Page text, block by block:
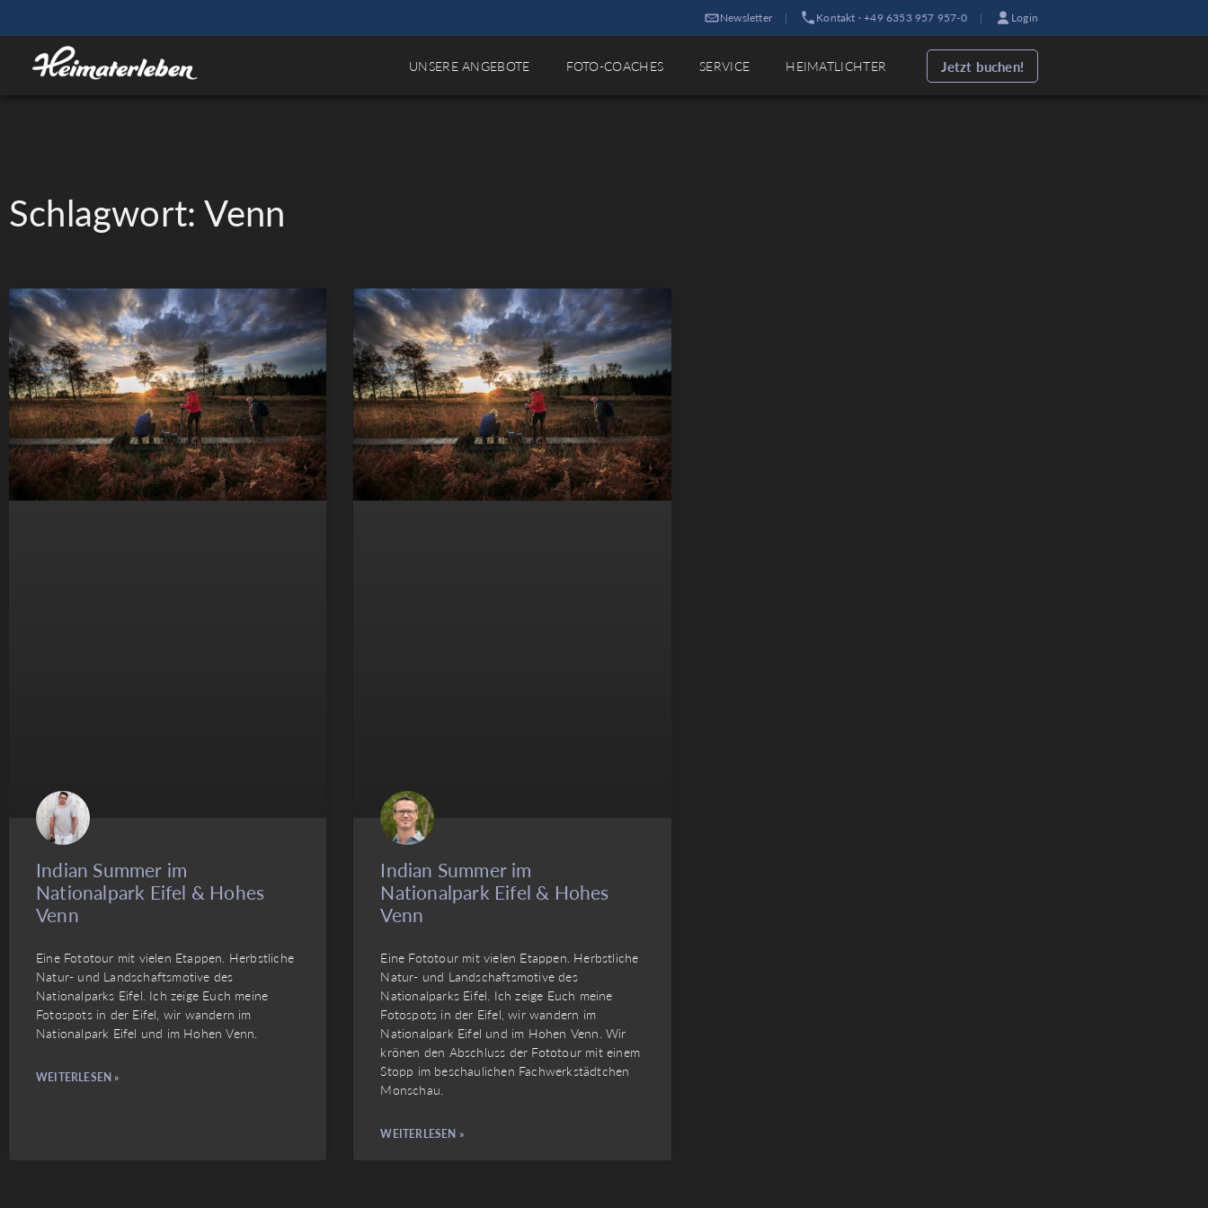
Newsletter | Kontakt · +49 6353 957 957-0 | Login
UNSERE ANGEBOTE FOTO-COACHES SERVICE HEIMATLICHTER Jetzt buchen!
Schlagwort: Venn
Indian Summer im
Nationalpark Eifel & Hohes
Venn
Eine Fototour mit vielen Etappen. Herbstliche
Natur- und Landschaftsmotive des
Nationalparks Eifel. Ich zeige Euch meine
Fotospots in der Eifel, wir wandern im
Nationalpark Eifel und im Hohen Venn.
WEITERLESEN »
Indian Summer im
Nationalpark Eifel & Hohes
Venn
Eine Fototour mit vielen Etappen. Herbstliche
Natur- und Landschaftsmotive des
Nationalparks Eifel. Ich zeige Euch meine
Fotospots in der Eifel, wir wandern im
Nationalpark Eifel und im Hohen Venn. Wir
krönen den Abschluss der Fototour mit einem
Stopp im beschaulichen Fachwerkstädtchen
Monschau.
WEITERLESEN »